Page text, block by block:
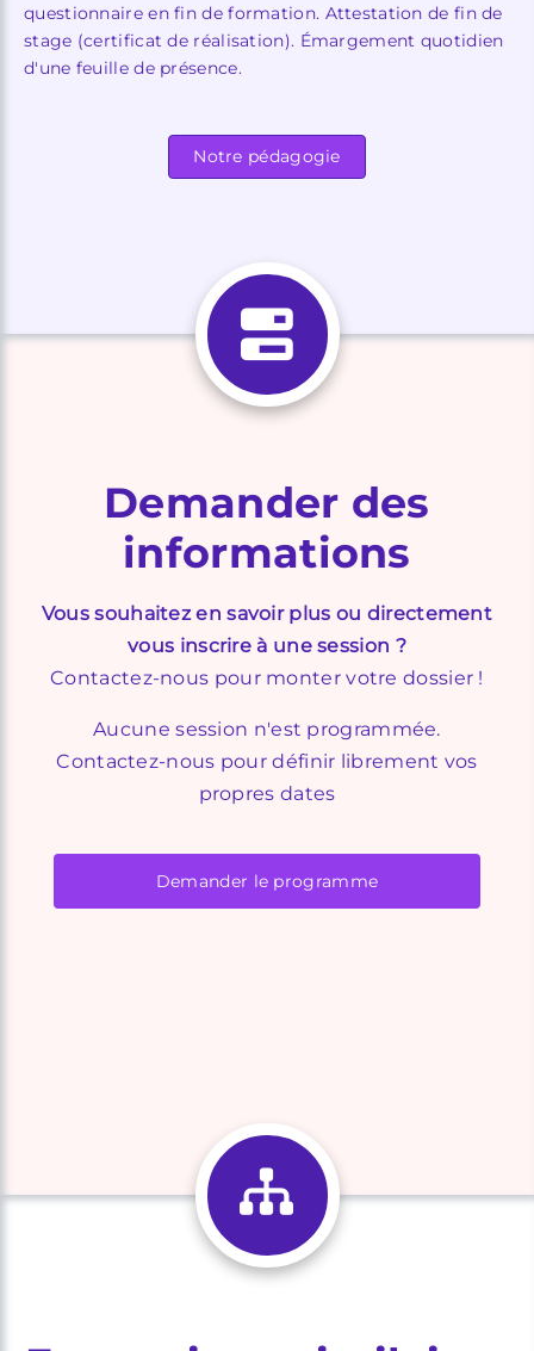
questionnaire en fin de formation. Attestation de fin de
stage (certificat de réalisation). Émargement quotidien
d'une feuille de présence.
Notre pédagogie
Demander des
informations
Vous souhaitez en savoir plus ou directement
vous inscrire à une session ?
Contactez-nous pour monter votre dossier !
Aucune session n'est programmée.
Contactez-nous pour définir librement vos
propres dates
Demander le programme